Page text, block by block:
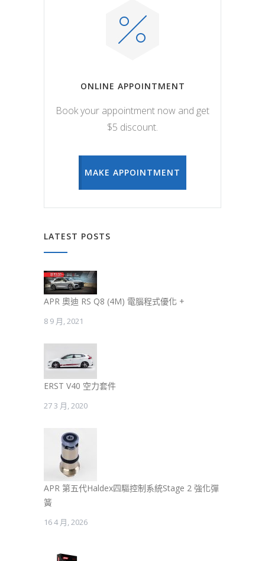
ONLINE APPOINTMENT
Book your appointment now and get
$5 discount.
MAKE APPOINTMENT
LATEST POSTS
APR 奧迪 RS Q8 (4M) 電腦程式優化 +
8 9 月, 2021
ERST V40 空力套件
27 3 月, 2020
APR 第五代Haldex四驅控制系統Stage 2 強化彈
簧
16 4 月, 2026